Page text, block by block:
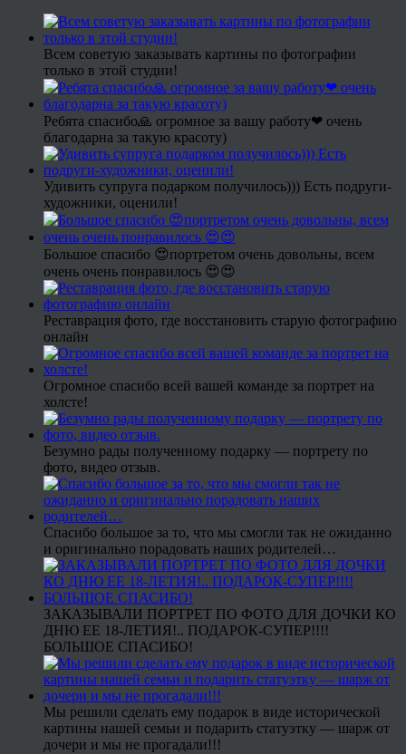
Всем советую заказывать картины по фотографии
только в этой студии!
Ребята спасибо🙏 огромное за вашу работу❤ очень
благодарна за такую красоту)
Удивить супруга подарком получилось))) Есть подруги-
художники, оценили!
Большое спасибо 😍портретом очень довольны, всем
очень очень понравилось 😍😍
Реставрация фото, где восстановить старую фотографию
онлайн
Огромное спасибо всей вашей команде за портрет на
холсте!
Безумно рады полученному подарку — портрету по
фото, видео отзыв.
Спасибо большое за то, что мы смогли так не ожиданно
и оригинально порадовать наших родителей…
ЗАКАЗЫВАЛИ ПОРТРЕТ ПО ФОТО ДЛЯ ДОЧКИ КО
ДНЮ ЕЕ 18-ЛЕТИЯ!.. ПОДАРОК-СУПЕР!!!!
БОЛЬШОЕ СПАСИБО!
Мы решили сделать ему подарок в виде исторической
картины нашей семьи и подарить статуэтку — шарж от
дочери и мы не прогадали!!!